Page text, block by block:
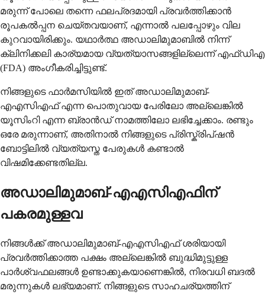
മരുന്ന് പോലെ തന്നെ ഫലപ്രദമായി പ്രവർത്തിക്കാൻ
രൂപകൽപ്പന ചെയ്തവയാണ്, എന്നാൽ പലപ്പോഴും വില
കുറവായിരിക്കും. യഥാർത്ഥ അഡാലിമുമാബിൽ നിന്ന്
ക്ലിനിക്കലി കാര്യമായ വ്യത്യാസങ്ങളില്ലെന്ന് എഫ്ഡിഎ
(FDA) അംഗീകരിച്ചിട്ടുണ്ട്.
നിങ്ങളുടെ ഫാർമസിയിൽ ഇത് അഡാലിമുമാബ്-
എഎസിഎഫ് എന്ന പൊതുവായ പേരിലോ അല്ലെങ്കിൽ
യൂസിംറി എന്ന ബ്രാൻഡ് നാമത്തിലോ ലഭിച്ചേക്കാം. രണ്ടും
ഒരേ മരുന്നാണ്, അതിനാൽ നിങ്ങളുടെ പ്രിസ്ക്രിപ്ഷൻ
ബോട്ടിലിൽ വ്യത്യസ്ത പേരുകൾ കണ്ടാൽ
വിഷമിക്കേണ്ടതില്ല.
അഡാലിമുമാബ്-എഎസിഎഫിന്
പകരമുള്ളവ
നിങ്ങൾക്ക് അഡാലിമുമാബ്-എഎസിഎഫ് ശരിയായി
പ്രവർത്തിക്കാത്ത പക്ഷം അല്ലെങ്കിൽ ബുദ്ധിമുട്ടുള്ള
പാർശ്വഫലങ്ങൾ ഉണ്ടാക്കുകയാണെങ്കിൽ, നിരവധി ബദൽ
മരുന്നുകൾ ലഭ്യമാണ്. നിങ്ങളുടെ സാഹചര്യത്തിന്